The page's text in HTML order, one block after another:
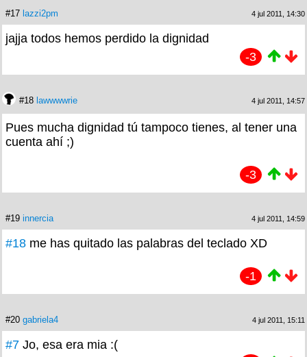
#17 lazzi2pm 4 jul 2011, 14:30
jajja todos hemos perdido la dignidad
-3
#18 lawwwwrie 4 jul 2011, 14:57
Pues mucha dignidad tú tampoco tienes, al tener una
cuenta ahí ;)
-3
#19 innercia 4 jul 2011, 14:59
#18 me has quitado las palabras del teclado XD
-1
#20 gabriela4 4 jul 2011, 15:11
#7 Jo, esa era mia :(